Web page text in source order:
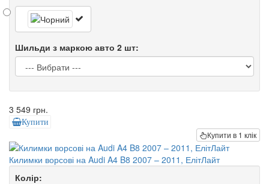
Шильди з маркою авто 2 шт:
3 549 грн.
Купити
Купити в 1 клік
Килимки ворсові на Audi A4 B8 2007 – 2011, ЕлітЛайт
Колір: